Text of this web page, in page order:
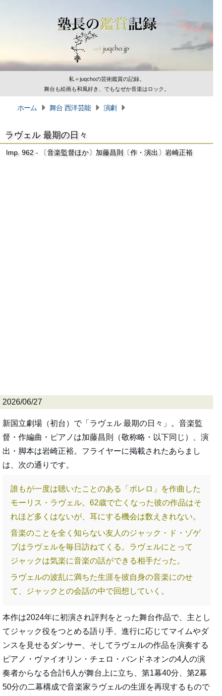
私＝juqchoの芸術鑑賞の記録。
舞台も絵画も和風好き、でもなぜか音楽はロック。
ホーム 舞台 西洋芸能 演劇
ラヴェル 最期の日々
Imp. 962 - 〔音楽監督ほか〕加藤昌則〔作・演出〕岩崎正裕
2026/06/27
新国立劇場（初台）で「ラヴェル 最期の日々」。音楽監
督・作編曲・ピアノは加藤昌則（敬称略・以下同じ）、演
出・脚本は岩崎正裕。フライヤーに掲載されたあらまし
は、次の通りです。
誰もが一度は聴いたことのある「ボレロ」を作曲した
モーリス・ラヴェル。62歳で亡くなった彼の作品はそ
れほど多くはないが、耳にする機会は数えきれない。
音楽のことを全く知らない友人のジャック・ド・ゾゲ
ブはラヴェルを毎日訪ねてくる。ラヴェルにとって
ジャックは気楽に音楽の話ができる相手だった。
ラヴェルの波乱に満ちた生涯を彼自身の音楽にのせ
て、ジャックとの会話の中で回想していく。
本作は2024年に初演され評判をとった舞台作品で、主とし
てジャック役をつとめる語り手、進行に応じてマイムやダ
ンスを見せるダンサー、そしてラヴェルの作品を演奏する
ピアノ・ヴァイオリン・チェロ・バンドネオンの4人の演
奏者からなる合計6人が舞台上に立ち、第1幕40分、第2幕
50分の二幕構成で音楽家ラヴェルの生涯を再現するもので